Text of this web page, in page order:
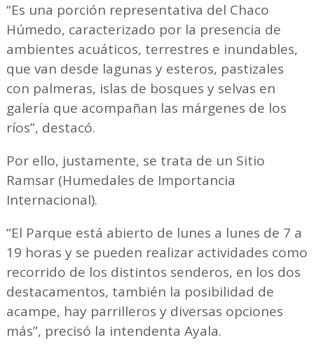
“Es una porción representativa del Chaco
Húmedo, caracterizado por la presencia de
ambientes acuáticos, terrestres e inundables,
que van desde lagunas y esteros, pastizales
con palmeras, islas de bosques y selvas en
galería que acompañan las márgenes de los
ríos”, destacó.
Por ello, justamente, se trata de un Sitio
Ramsar (Humedales de Importancia
Internacional).
“El Parque está abierto de lunes a lunes de 7 a
19 horas y se pueden realizar actividades como
recorrido de los distintos senderos, en los dos
destacamentos, también la posibilidad de
acampe, hay parrilleros y diversas opciones
más”, precisó la intendenta Ayala.